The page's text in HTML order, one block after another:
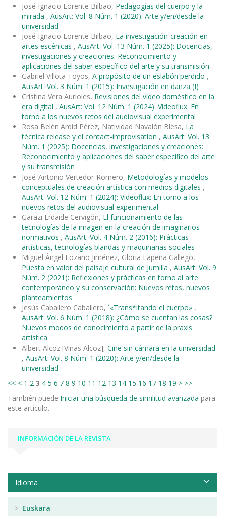
José Ignacio Lorente Bilbao, Pedagogías del cuerpo y la
mirada , AusArt: Vol. 8 Núm. 1 (2020): Arte y/en/desde la
universidad
José Ignacio Lorente Bilbao, La investigación-creación en
artes escénicas , AusArt: Vol. 13 Núm. 1 (2025): Docencias,
investigaciones y creaciones: Reconocimiento y
aplicaciones del saber específico del arte y su transmisión
Gabriel Villota Toyos, A propósito de un eslabón perdido ,
AusArt: Vol. 3 Núm. 1 (2015): Investigación en danza (I)
Cristina Vera Aurioles, Revisiones del vídeo doméstico en la
era digital , AusArt: Vol. 12 Núm. 1 (2024): Videoflux: En
torno a los nuevos retos del audiovisual experimental
Rosa Belén Ardid Pérez, Natividad Navalón Blesa, La
técnica release y el contact-improvisation , AusArt: Vol. 13
Núm. 1 (2025): Docencias, investigaciones y creaciones:
Reconocimiento y aplicaciones del saber específico del arte
y su transmisión
José-Antonio Vertedor-Romero, Metodologías y modelos
conceptuales de creación artística con medios digitales ,
AusArt: Vol. 12 Núm. 1 (2024): Videoflux: En torno a los
nuevos retos del audiovisual experimental
Garazi Erdaide Cervigón, El funcionamiento de las
tecnologías de la imagen en la creación de imaginarios
normativos , AusArt: Vol. 4 Núm. 2 (2016): Prácticas
artísticas, tecnologías blandas y maquinarias sociales
Miguel Ángel Lozano Jiménez, Gloria Lapeña Gallego,
Puesta en valor del paisaje cultural de Jumilla , AusArt: Vol. 9
Núm. 2 (2021): Reflexiones y prácticas en torno al arte
contemporáneo y su conservación: Nuevos retos, nuevos
planteamientos
Jesús Caballero Caballero, ´«Trans*itando el cuerpo» ,
AusArt: Vol. 6 Núm. 1 (2018): ¿Cómo se cuentan las cosas?
Nuevos modos de conocimiento a partir de la praxis
artística
Albert Alcoz [Viñas Alcoz], Cine sin cámara en la universidad
, AusArt: Vol. 8 Núm. 1 (2020): Arte y/en/desde la
universidad
<< < 1 2 3 4 5 6 7 8 9 10 11 12 13 14 15 16 17 18 19 > >>
También puede Iniciar una búsqueda de similitud avanzada para
este artículo.
INFORMACIÓN DE LA REVISTA
Idioma
Euskara